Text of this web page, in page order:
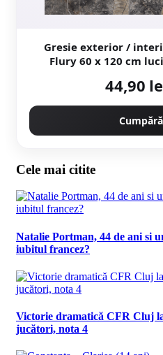
Gresie exterior /
Flury 60 x 120 cm lucioasa rectificata tip
44,90
Cele mai citite
Natalie Portman, 44 de ani si
iubitul francez?
Victorie dramatică CFR Cluj
jucători, nota 4